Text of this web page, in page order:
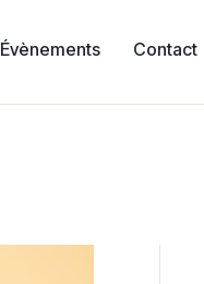
Évènements Contact